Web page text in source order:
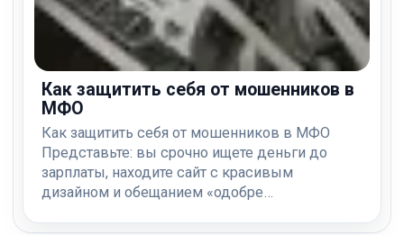
Как защитить себя от мошенников в
МФО
Как защитить себя от мошенников в МФО
Представьте: вы срочно ищете деньги до
зарплаты, находите сайт с красивым
дизайном и обещанием «одобре…